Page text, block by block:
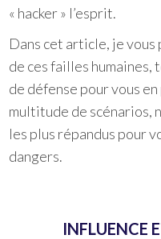
« hacker » l’esprit.
Dans cet article, je
de ces failles
de défense pour vous
multitude de scénarios,
les plus répandus pour
dangers.
INFLUENCE